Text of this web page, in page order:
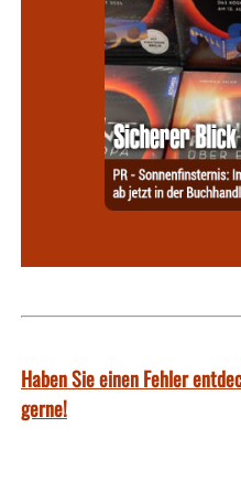
Haben Sie einen Fehler
gerne!